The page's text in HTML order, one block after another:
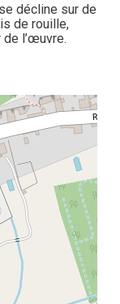
décline sur de
de rouille,
l’œuvre.